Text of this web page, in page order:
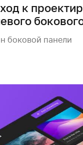
к
боковой панели